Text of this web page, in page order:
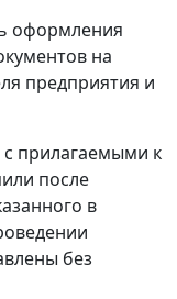
оформления
на
предприятия и
прилагаемыми к
после
в
без